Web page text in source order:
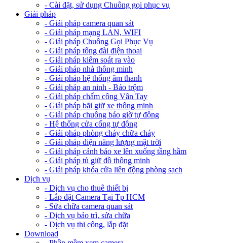
- Cài đặt, sử dụng Chuông gọi phục vụ
Giải pháp
- Giải pháp camera quan sát
- Giải pháp mạng LAN, WIFI
- Giải pháp Chuông Gọi Phục Vụ
- Giải pháp tổng đài điện thoại
- Giải pháp kiểm soát ra vào
- Giải pháp nhà thông minh
- Giải pháp hệ thống âm thanh
- Giải pháp an ninh - Báo trộm
- Giải pháp chấm công Vân Tay
- Giải pháp bãi giữ xe thông minh
- Giải pháp chuông báo giờ tự động
- Hệ thống cửa cổng tự động
- Giải pháp phòng cháy chữa cháy
- Giải pháp điện năng lượng mặt trời
- Giải pháp cảnh báo xe lên xuống tầng hầm
- Giải pháp tủ giữ đồ thông minh
- Giải pháp khóa cửa liên động phòng sạch
Dịch vụ
- Dịch vụ cho thuê thiết bị
- Lắp đặt Camera Tại Tp HCM
- Sửa chữa camera quan sát
- Dịch vụ bảo trì, sửa chữa
- Dịch vụ thi công, lắp đặt
Download